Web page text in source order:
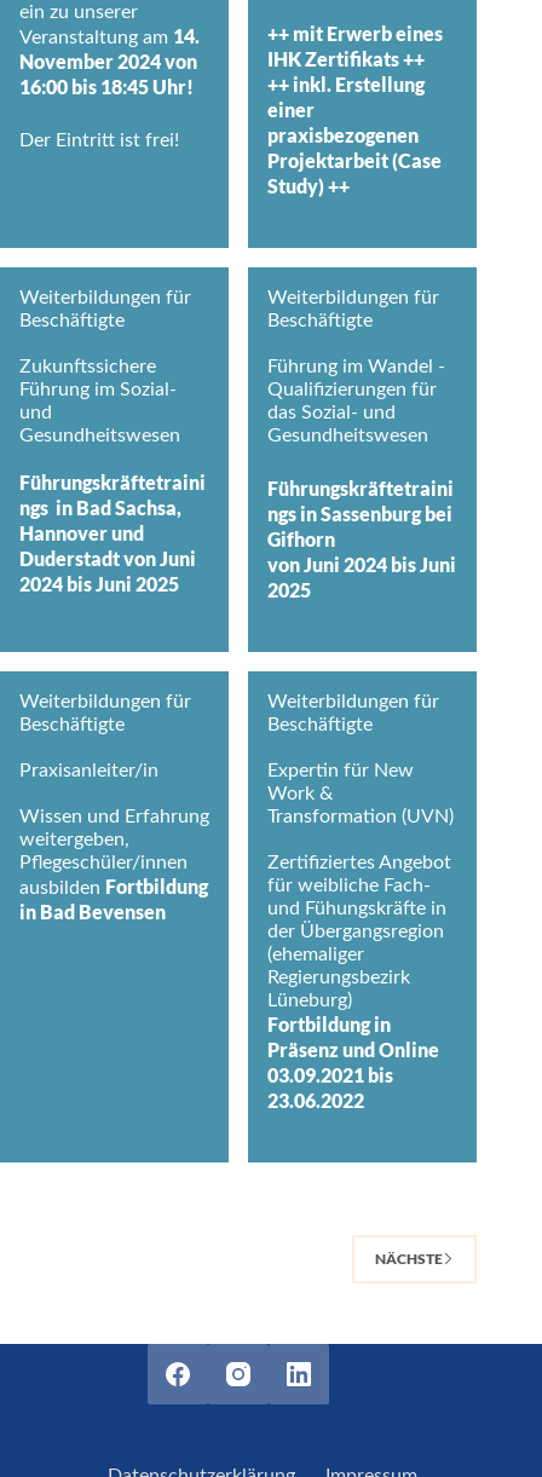
ein zu unserer
Veranstaltung am 14.
November 2024 von
16:00 bis 18:45 Uhr!
Der Eintritt ist frei!
++ mit Erwerb eines
IHK Zertifikats ++
++ inkl. Erstellung
einer
praxisbezogenen
Projektarbeit (Case
Study) ++
Weiterbildungen für
Beschäftigte
Zukunftssichere
Führung im Sozial-
und
Gesundheitswesen
Führungskräftetraini
ngs in Bad Sachsa,
Hannover und
Duderstadt von Juni
2024 bis Juni 2025
Weiterbildungen für
Beschäftigte
Führung im Wandel -
Qualifizierungen für
das Sozial- und
Gesundheitswesen
Führungskräftetraini
ngs in Sassenburg bei
Gifhorn
von Juni 2024 bis Juni
2025
Weiterbildungen für
Beschäftigte
Praxisanleiter/in
Wissen und Erfahrung
weitergeben,
Pflegeschüler/innen
ausbilden Fortbildung
in Bad Bevensen
Weiterbildungen für
Beschäftigte
Expertin für New
Work &
Transformation (UVN)
Zertifiziertes Angebot
für weibliche Fach-
und Fühungskräfte in
der Übergangsregion
(ehemaliger
Regierungsbezirk
Lüneburg)
Fortbildung in
Präsenz und Online
03.09.2021 bis
23.06.2022
NÄCHSTE